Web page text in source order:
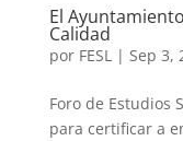
El
Calidad
por FESL | Sep 3,
Foro de Estudios
para certificar a